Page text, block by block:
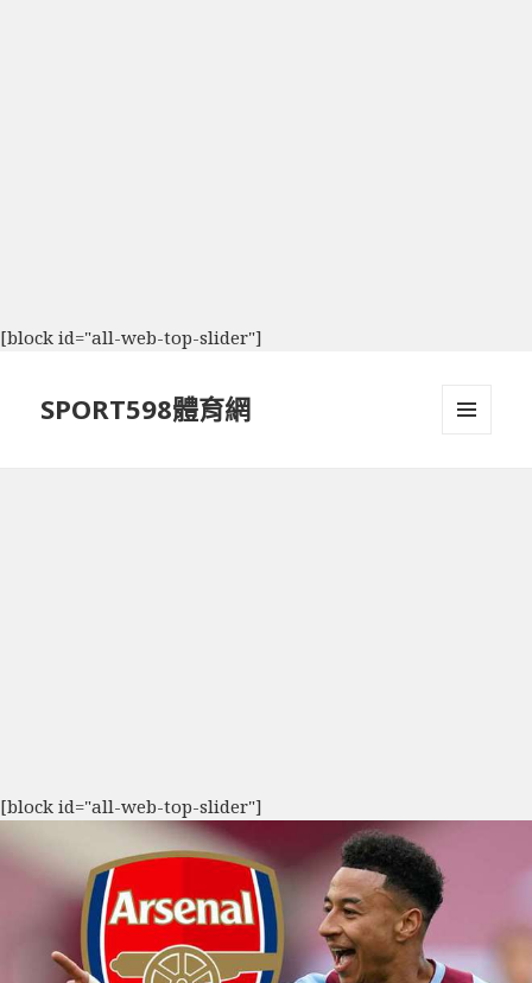
[block id="all-web-top-slider"]
SPORT598體育網
[block id="all-web-top-slider"]